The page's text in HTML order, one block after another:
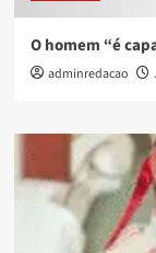
O homem “é
adminredacao